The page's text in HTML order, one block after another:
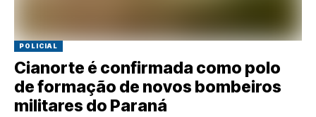
POLICIAL
Cianorte é confirmada como polo
de formação de novos bombeiros
militares do Paraná